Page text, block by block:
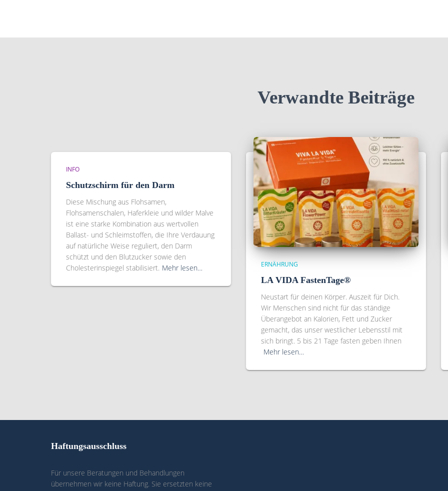
Verwandte Beiträge
INFO
Schutzschirm für den Darm
Diese Mischung aus Flohsamen,
Flohsamenschalen, Haferkleie und wilder Malve
ist eine starke Kombination aus wertvollen
Ballast- und Schleimstoffen, die Ihre Verdauung
auf natürliche Weise reguliert, den Darm
schützt und den Blutzucker sowie den
Cholesterinspiegel stabilisiert. Mehr lesen… ERNÄHRUNG
LA VIDA FastenTage®
Neustart für deinen Körper. Auszeit für Dich.
Wir Menschen sind nicht für das ständige
Überangebot an Kalorien, Fett und Zucker
gemacht, das unser westlicher Lebensstil mit
sich bringt. 5 bis 21 Tage fasten geben Ihnen
Mehr lesen…
Haftungsausschluss
Für unsere Beratungen und Behandlungen
übernehmen wir keine Haftung. Sie ersetzten keine